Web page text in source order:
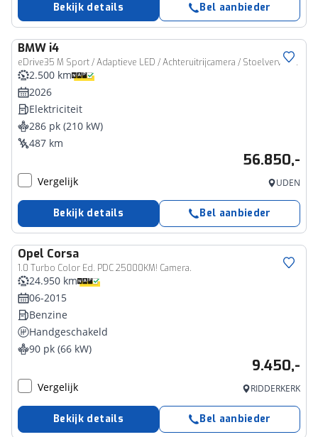
Bekijk details Bel aanbieder
BMW i4
eDrive35 M Sport / Adaptieve LED / Achteruitrijcamera / Stoelverwarming / Comfort Access / Stuurverwarming
2.500 km
2026
Elektriciteit
286 pk (210 kW)
487 km
56.850,-
Vergelijk UDEN
Bekijk details Bel aanbieder
Opel Corsa
1.0 Turbo Color Ed. PDC 25000KM! Camera.
24.950 km
06-2015
Benzine
Handgeschakeld
90 pk (66 kW)
9.450,-
Vergelijk RIDDERKERK
Bekijk details Bel aanbieder